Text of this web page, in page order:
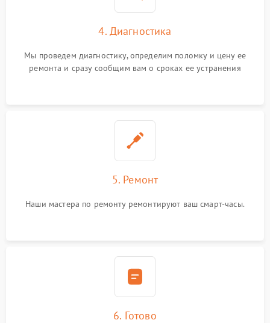
4. Диагностика
Мы проведем диагностику, определим поломку и цену ее
ремонта и сразу сообщим вам о сроках ее устранения
5. Ремонт
Наши мастера по ремонту ремонтируют ваш смарт-часы.
6. Готово